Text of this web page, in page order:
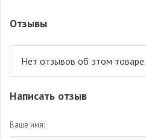
Отзывы
Нет отзывов об этом товаре.
Написать отзыв
Ваше имя: